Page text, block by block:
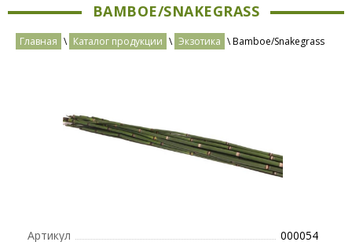
BAMBOE/SNAKEGRASS
Главная \ Каталог продукции \ Экзотика \ Bamboe/Snakegrass
Артикул 000054